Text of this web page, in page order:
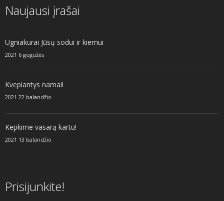
Naujausi įrašai
Ugniakurai Jūsų sodui ir kiemui
2021 6 gegužės
Kvepiantys namai!
2021 22 balandžio
Kepkime vasarą kartu!
2021 13 balandžio
Prisijunkite!